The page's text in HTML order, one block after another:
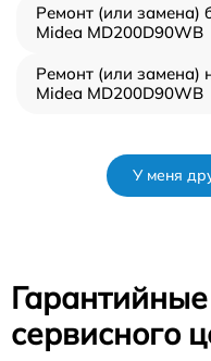
Ремонт (или замена)
Midea MD200D90WB
Ремонт (или замена)
Midea MD200D90WB
У меня
сервисного